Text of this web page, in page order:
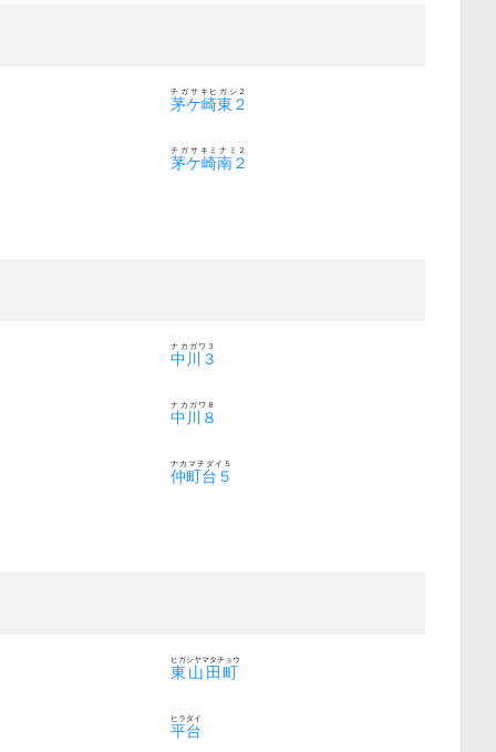
茅ケ崎東２
チガサキヒガシ２
茅ケ崎南２
チガサキミナミ２
中川３
ナカガワ３
中川８
ナカガワ８
仲町台５
ナカマチダイ５
東山田町
ヒガシヤマタチョウ
平台
ヒラダイ